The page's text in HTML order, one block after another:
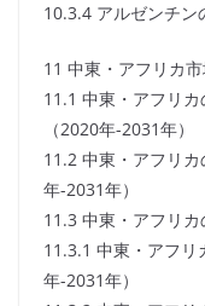
10.3.4 アルゼンチン
11 中東・アフリカ
11.1 中東・アフリ
（2020年-2031年）
11.2 中東・アフリ
年-2031年）
11.3 中東・アフリ
11.3.1 中東・アフ
年-2031年）